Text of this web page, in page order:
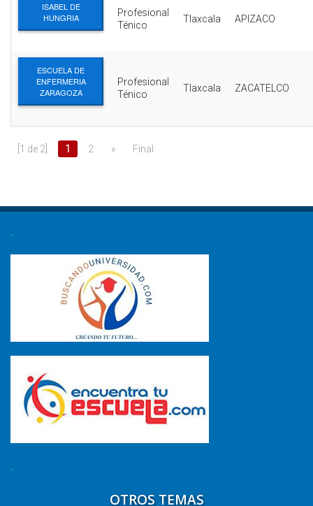
ISABEL DE
HUNGRIA
Profesional
Ténico
Tlaxcala APIZACO
ESCUELA DE
ENFERMERIA
ZARAGOZA
Profesional
Ténico
Tlaxcala ZACATELCO
[1 de 2] 1 2 » Final
.
.
OTROS TEMAS